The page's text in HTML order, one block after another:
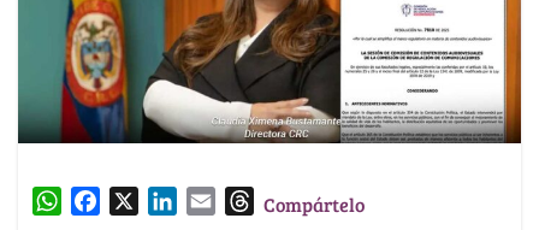
W
TCompártelo